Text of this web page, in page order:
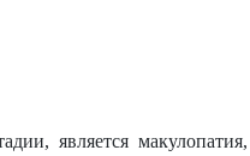
является макулопатия,